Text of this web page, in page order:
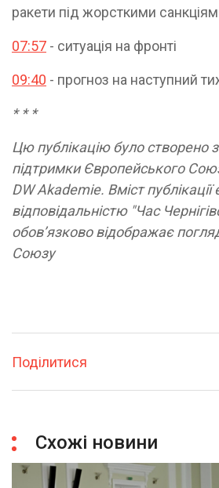
ракети під жорсткими
07:57 - ситуація на фронті
09:40 - прогноз на наступний
* * *
Цю публікацію було створено
підтримки Європейського
DW Akademie. Вміст
відповідальністю "Час
обов’язково відображає
Союзу
Поділитися
Схожі новини